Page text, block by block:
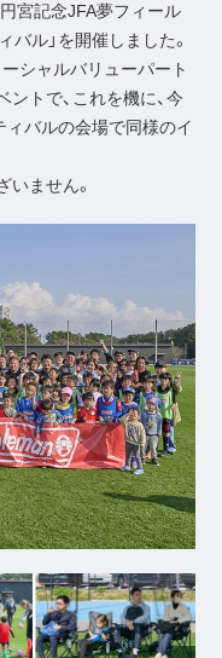
宮記念JFA夢フィール
バル」を開催しました。
シャルバリューパート
トで、これを機に、今
バルの会場で同様のイ
ません。